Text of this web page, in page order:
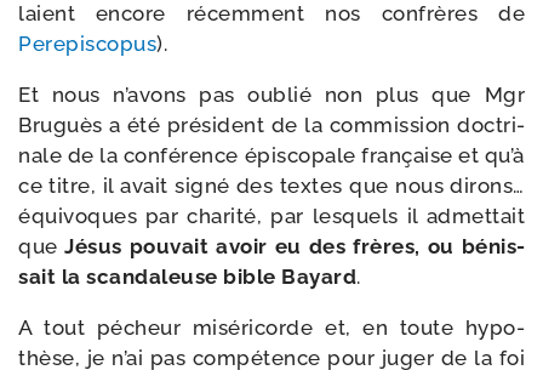
laient encore récem­ment nos confrères de
Perepiscopus).
Et nous n’a­vons pas oublié non plus que Mgr
Bruguès a été pré­sident de la com­mis­sion doc­tri­
nale de la confé­rence épis­co­pale fran­çaise et qu’à
ce titre, il avait signé des textes que nous dirons…
équi­voques par cha­ri­té, par les­quels il admet­tait
queJésus pou­vait avoir eu des frères, ou bénis­
sait la scan­da­leuse bible Bayard.
A tout pécheur misé­ri­corde et, en toute hypo­
thèse, je n’ai pas com­pé­tence pour juger de la foi